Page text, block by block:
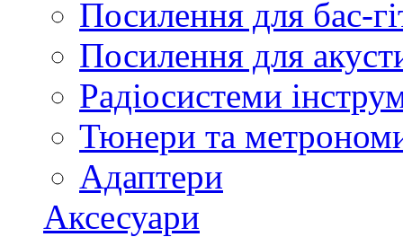
Посилення для бас-
Посилення для
Радіосистеми
Тюнери та
Адаптери
Аксесуари